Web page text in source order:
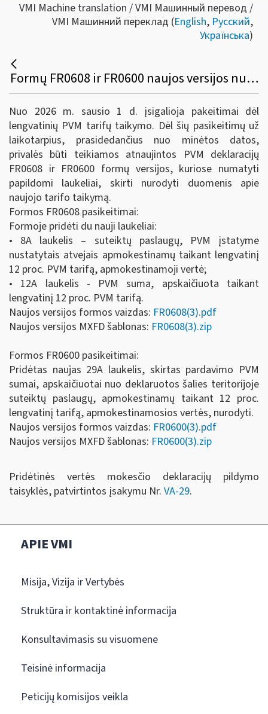
VMI Machine translation / VMI Машинный перевод /
VMI Машинний переклад (English, Русский,
Українська)
Formų FR0608 ir FR0600 naujos versijos nuo 2026 m. sausio 1 d.
Nuo 2026 m. sausio 1 d. įsigalioja pakeitimai dėl
lengvatinių PVM tarifų taikymo. Dėl šių pasikeitimų už
laikotarpius, prasidedančius nuo minėtos datos,
privalės būti teikiamos atnaujintos PVM deklaracijų
FR0608 ir FR0600 formų versijos, kuriose numatyti
papildomi laukeliai, skirti nurodyti duomenis apie
naujojo tarifo taikymą.
Formos FR0608 pasikeitimai:
Formoje pridėti du nauji laukeliai:
• 8A laukelis – suteiktų paslaugų, PVM įstatyme
nustatytais atvejais apmokestinamų taikant lengvatinį
12 proc. PVM tarifą, apmokestinamoji vertė;
• 12A laukelis - PVM suma, apskaičiuota taikant
lengvatinį 12 proc. PVM tarifą.
Naujos versijos formos vaizdas: FR0608(3).pdf
Naujos versijos MXFD šablonas: FR0608(3).zip
Formos FR0600 pasikeitimai:
Pridėtas naujas 29A laukelis, skirtas pardavimo PVM
sumai, apskaičiuotai nuo deklaruotos šalies teritorijoje
suteiktų paslaugų, apmokestinamų taikant 12 proc.
lengvatinį tarifą, apmokestinamosios vertės, nurodyti.
Naujos versijos formos vaizdas: FR0600(3).pdf
Naujos versijos MXFD šablonas: FR0600(3).zip
Pridėtinės vertės mokesčio deklaracijų pildymo
taisyklės, patvirtintos įsakymu Nr. VA-29.
APIE VMI
Misija, Vizija ir Vertybės
Struktūra ir kontaktinė informacija
Konsultavimasis su visuomene
Teisinė informacija
Peticijų komisijos veikla